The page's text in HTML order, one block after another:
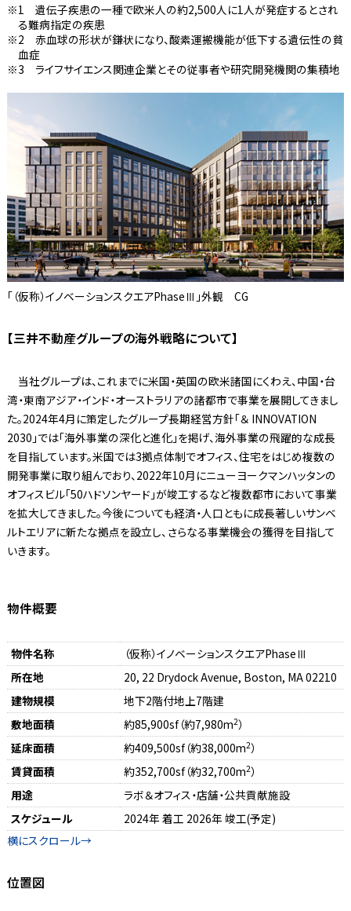
1 遺伝子疾患の一種で欧米人の約2,500人に1人が発症するとされ
る難病指定の疾患
2 赤血球の形状が鎌状になり、酸素運搬機能が低下する遺伝性の貧
血症
3 ライフサイエンス関連企業とその従事者や研究開発機関の集積地
「（仮称）イノベーションスクエアPhaseⅢ」外観 CG
【三井不動産グループの海外戦略について】
当社グループは、これまでに米国・英国の欧米諸国にくわえ、中国・台
湾・東南アジア・インド・オーストラリアの諸都市で事業を展開してきまし
た。2024年4月に策定したグループ長期経営方針「＆ INNOVATION
2030」では「海外事業の深化と進化」を掲げ、海外事業の飛躍的な成長
を目指しています。米国では3拠点体制でオフィス、住宅をはじめ複数の
開発事業に取り組んでおり、2022年10月にニューヨークマンハッタンの
オフィスビル「50ハドソンヤード」が竣工するなど複数都市において事業
を拡大してきました。今後についても経済・人口ともに成長著しいサンベ
ルトエリアに新たな拠点を設立し、さらなる事業機会の獲得を目指して
いきます。
物件概要
物件名称
（仮称）イノベーションスクエアPhaseⅢ
所在地
20, 22 Drydock Avenue, Boston, MA 02210
建物規模
地下2階付地上7階建
敷地面積
約85,900sf（約7,980m2）
延床面積
約409,500sf（約38,000m2）
賃貸面積
約352,700sf（約32,700m2）
用途
ラボ＆オフィス・店舗・公共貢献施設
スケジュール
2024年 着工 2026年 竣工(予定)
位置図